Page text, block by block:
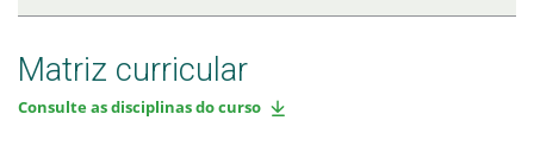
Matriz curricular
Consulte as disciplinas do curso